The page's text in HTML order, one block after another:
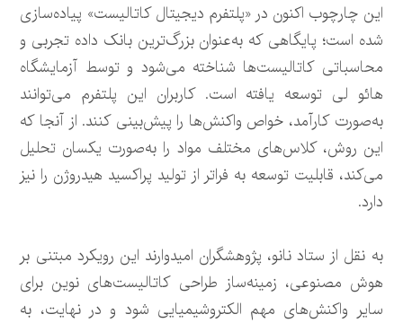
این چارچوب اکنون در «پلتفرم دیجیتال کاتالیست» پیاده‌سازی
شده است؛ پایگاهی که به‌عنوان بزرگ‌ترین بانک داده تجربی و
محاسباتی کاتالیست‌ها شناخته می‌شود و توسط آزمایشگاه
هائو لی توسعه یافته است. کاربران این پلتفرم می‌توانند
به‌صورت کارآمد، خواص واکنش‌ها را پیش‌بینی کنند. از آنجا که
این روش، کلاس‌های مختلف مواد را به‌صورت یکسان تحلیل
می‌کند، قابلیت توسعه به فراتر از تولید پراکسید هیدروژن را نیز
دارد.
به نقل از ستاد نانو، پژوهشگران امیدوارند این رویکرد مبتنی بر
هوش مصنوعی، زمینه‌ساز طراحی کاتالیست‌های نوین برای
سایر واکنش‌های مهم الکتروشیمیایی شود و در نهایت، به